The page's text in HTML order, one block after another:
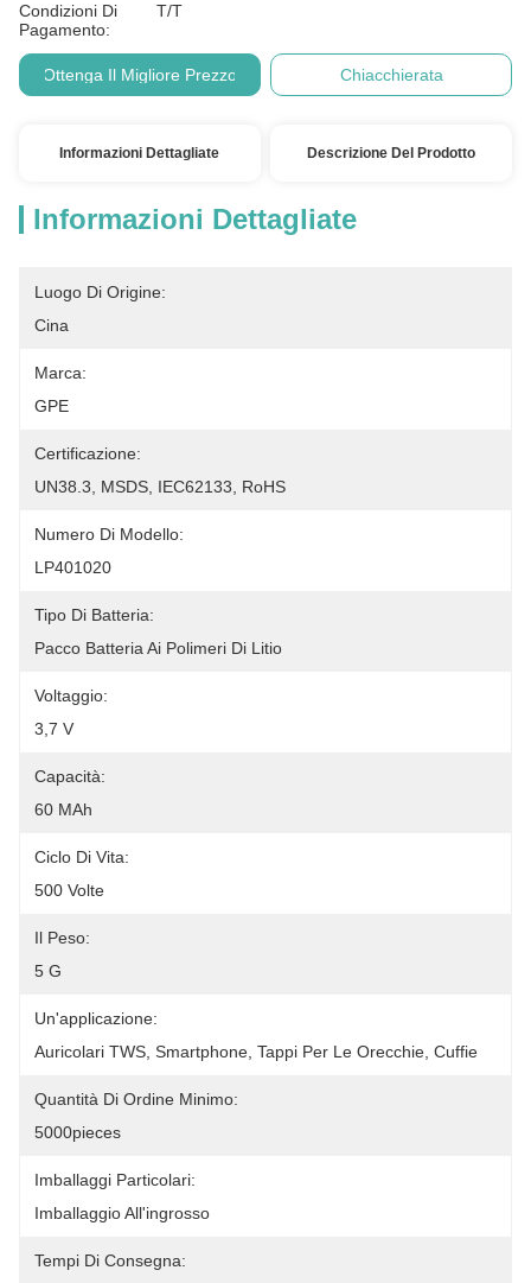
Condizioni Di
Pagamento:
T/T
Ottenga Il Migliore Prezzo Chiacchierata
Informazioni Dettagliate Descrizione Del Prodotto
Informazioni Dettagliate
Luogo Di Origine:
Cina
Marca:
GPE
Certificazione:
UN38.3, MSDS, IEC62133, RoHS
Numero Di Modello:
LP401020
Tipo Di Batteria:
Pacco Batteria Ai Polimeri Di Litio
Voltaggio:
3,7 V
Capacità:
60 MAh
Ciclo Di Vita:
500 Volte
Il Peso:
5 G
Un'applicazione:
Auricolari TWS, Smartphone, Tappi Per Le Orecchie, Cuffie
Quantità Di Ordine Minimo:
5000pieces
Imballaggi Particolari:
Imballaggio All'ingrosso
Tempi Di Consegna: